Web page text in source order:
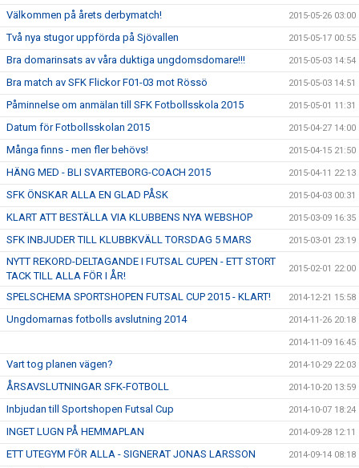
Välkommen på årets derbymatch! 2015-05-26 03:00
Två nya stugor uppförda på Sjövallen 2015-05-17 00:55
Bra domarinsats av våra duktiga ungdomsdomare!!! 2015-05-03 14:54
Bra match av SFK Flickor F01-03 mot Rössö 2015-05-03 14:51
Påminnelse om anmälan till SFK Fotbollsskola 2015 2015-05-01 11:31
Datum för Fotbollsskolan 2015 2015-04-27 14:00
Många finns - men fler behövs! 2015-04-15 21:50
HÄNG MED - BLI SVARTEBORG-COACH 2015 2015-04-11 22:13
SFK ÖNSKAR ALLA EN GLAD PÅSK 2015-04-03 00:31
KLART ATT BESTÄLLA VIA KLUBBENS NYA WEBSHOP 2015-03-09 16:35
SFK INBJUDER TILL KLUBBKVÄLL TORSDAG 5 MARS 2015-03-01 23:19
NYTT REKORD-DELTAGANDE I FUTSAL CUPEN - ETT STORT
TACK TILL ALLA FÖR I ÅR!
2015-02-01 22:00
SPELSCHEMA SPORTSHOPEN FUTSAL CUP 2015 - KLART! 2014-12-21 15:58
Ungdomarnas fotbolls avslutning 2014 2014-11-26 20:18
2014-11-09 16:45
Vart tog planen vägen? 2014-10-29 22:03
ÅRSAVSLUTNINGAR SFK-FOTBOLL 2014-10-20 13:59
Inbjudan till Sportshopen Futsal Cup 2014-10-07 18:24
INGET LUGN PÅ HEMMAPLAN 2014-09-28 12:11
ETT UTEGYM FÖR ALLA - SIGNERAT JONAS LARSSON 2014-09-14 08:18